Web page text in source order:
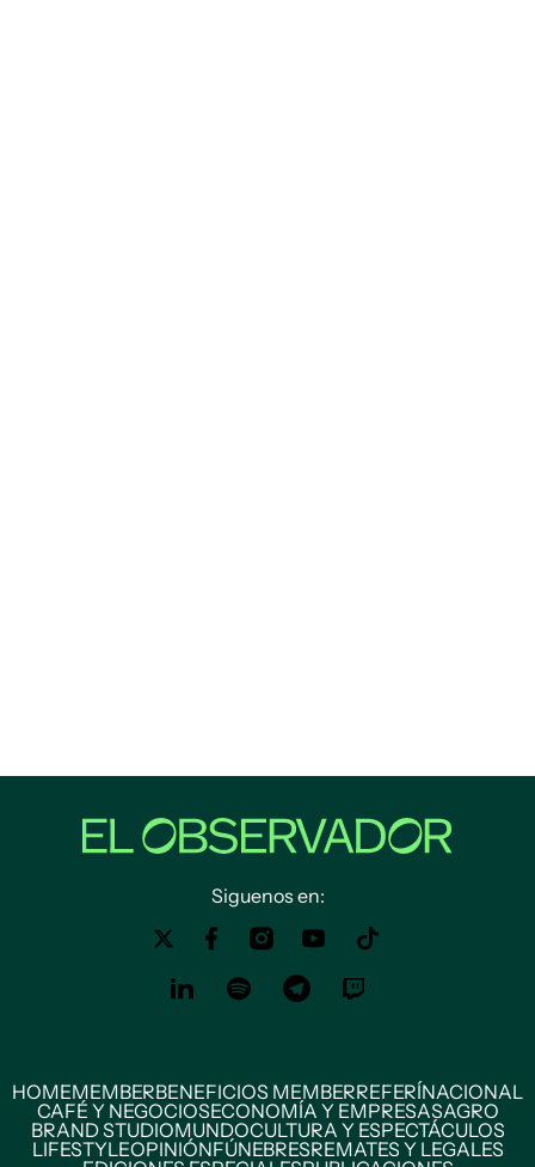
Siguenos en:
HOMEMEMBERBENEFICIOS MEMBERREFERÍNACIONAL
CAFÉ Y NEGOCIOSECONOMÍA Y EMPRESASAGRO
BRAND STUDIOMUNDOCULTURA Y ESPECTÁCULOS
LIFESTYLEOPINIÓNFÚNEBRESREMATES Y LEGALES